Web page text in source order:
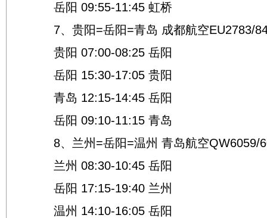
岳阳 09:55-11:45 虹桥
7、贵阳=岳阳=青岛 成都航空EU2783/
贵阳 07:00-08:25 岳阳
岳阳 15:30-17:05 贵阳
青岛 12:15-14:45 岳阳
岳阳 09:10-11:15 青岛
8、兰州=岳阳=温州 青岛航空QW6059/
兰州 08:30-10:45 岳阳
岳阳 17:15-19:40 兰州
温州 14:10-16:05 岳阳